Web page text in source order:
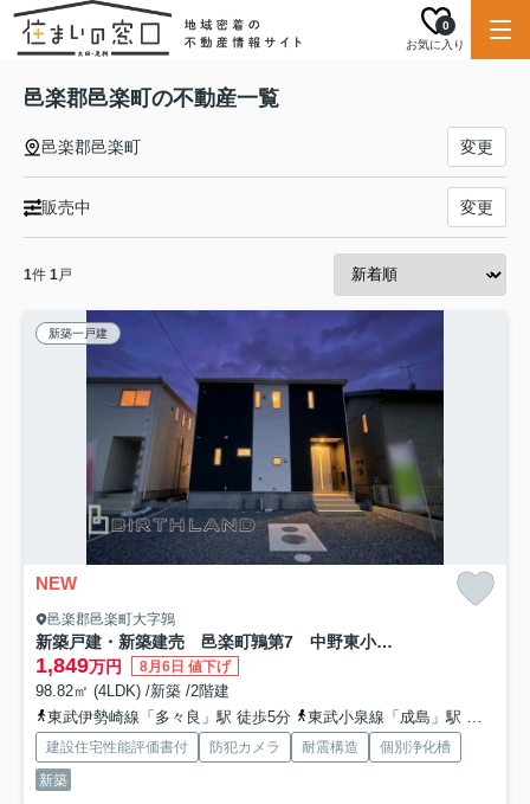
お気に入り
0
邑楽郡邑楽町の不動産一覧
邑楽郡邑楽町 変更
販売中 変更
1件 1戸
新築一戸建
NEW
邑楽郡邑楽町大字鶉
新築戸建・新築建売 邑楽町鶉第7 中野東小・邑楽中
1,849万円 8月6日 値下げ
98.82㎡ (4LDK) /新築 /2階建
東武伊勢崎線「多々良」駅 徒歩5分
東武小泉線「成島」駅 徒歩44分
建設住宅性能評価書付 防犯カメラ 耐震構造
個別浄化槽
新築